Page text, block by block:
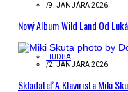
/9. JANUÁRA 2026
Nový Album Wild Land Od
HUDBA
/2. JANUÁRA 2026
Skladateľ A Klavirista Miki